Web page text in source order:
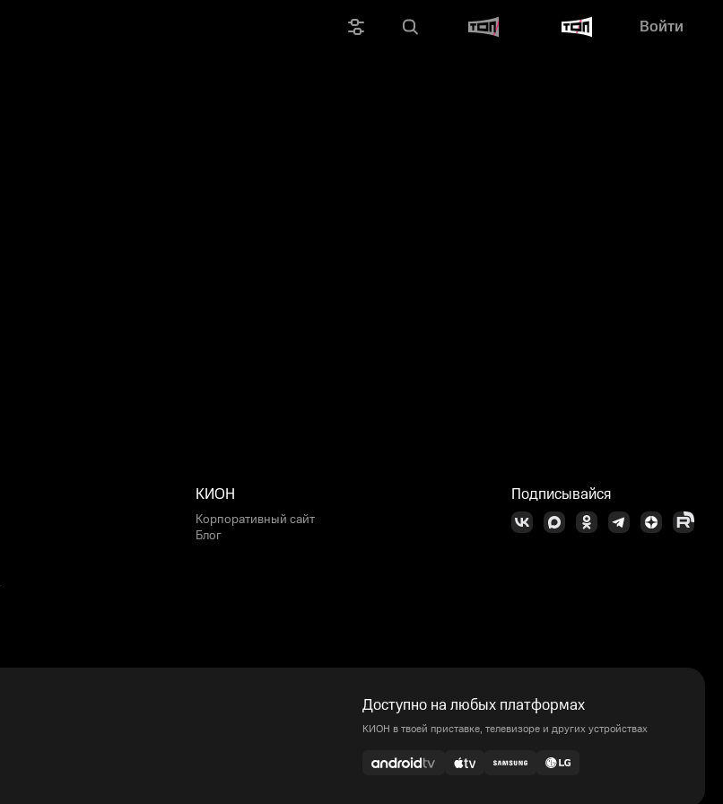
Войти
КИОН
Корпоративный сайт
Блог
Подписывайся
Доступно на любых платформах
КИОН в твоей приставке, телевизоре и других устройствах